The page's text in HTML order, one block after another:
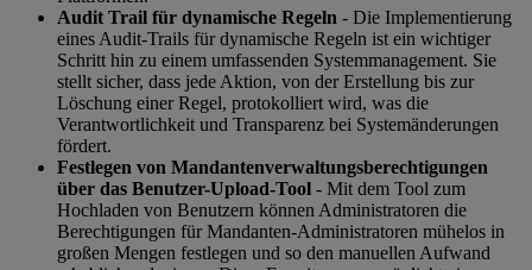
Audit Trail für dynamische Regeln - Die Implementierung
eines Audit-Trails für dynamische Regeln ist ein wichtiger
Schritt hin zu einem umfassenden Systemmanagement. Sie
stellt sicher, dass jede Aktion, von der Erstellung bis zur
Löschung einer Regel, protokolliert wird, was die
Verantwortlichkeit und Transparenz bei Systemänderungen
fördert.
Festlegen von Mandantenverwaltungsberechtigungen
über das Benutzer-Upload-Tool - Mit dem Tool zum
Hochladen von Benutzern können Administratoren die
Berechtigungen für Mandanten-Administratoren mühelos in
großen Mengen festlegen und so den manuellen Aufwand